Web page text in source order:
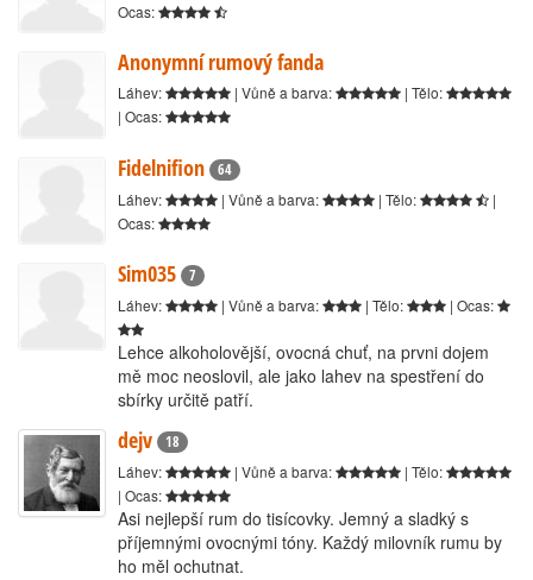
Ocas:
Anonymní rumový fanda
Láhev: | Vůně a barva:
| Tělo:
| Ocas:
Fidelnifion
64
Láhev:
| Vůně a barva: | Tělo:
|
Ocas:
Sim035
7
Láhev:
| Vůně a barva: | Tělo: | Ocas:
Lehce alkoholovější, ovocná chuť, na prvni dojem
mě moc neoslovil, ale jako lahev na spestření do
sbírky určitě patří.
dejv
18
Láhev:
| Vůně a barva:
| Tělo:
| Ocas:
Asi nejlepší rum do tisícovky. Jemný a sladký s
příjemnými ovocnými tóny. Každý milovník rumu by
ho měl ochutnat.